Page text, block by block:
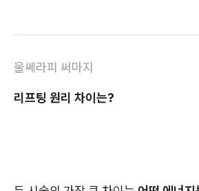
울쎄라피 써마지
리프팅 원리 차이는?